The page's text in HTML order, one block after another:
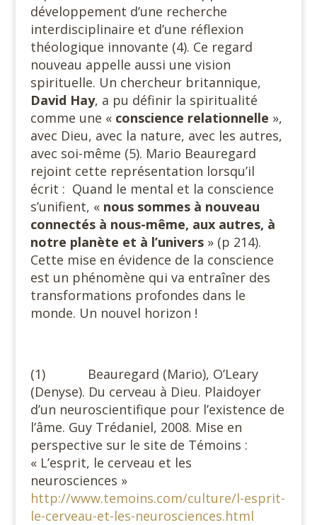
développement d’une recherche
interdisciplinaire et d’une réflexion
théologique innovante (4). Ce regard
nouveau appelle aussi une vision
spirituelle. Un chercheur britannique,
David Hay, a pu définir la spiritualité
comme une « conscience relationnelle »,
avec Dieu, avec la nature, avec les autres,
avec soi-même (5). Mario Beauregard
rejoint cette représentation lorsqu’il
écrit : Quand le mental et la conscience
s’unifient, « nous sommes à nouveau
connectés à nous-même, aux autres, à
notre planète et à l’univers » (p 214).
Cette mise en évidence de la conscience
est un phénomène qui va entraîner des
transformations profondes dans le
monde. Un nouvel horizon !
(1) Beauregard (Mario), O’Leary
(Denyse). Du cerveau à Dieu. Plaidoyer
d’un neuroscientifique pour l’existence de
l’âme. Guy Trédaniel, 2008. Mise en
perspective sur le site de Témoins :
« L’esprit, le cerveau et les
neurosciences »
http://www.temoins.com/culture/l-esprit-
le-cerveau-et-les-neurosciences.html